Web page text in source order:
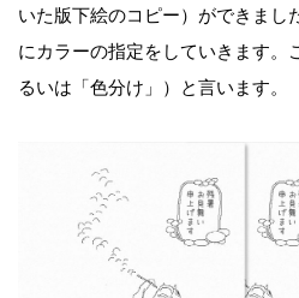
いた版下絵のコピー）ができまし
にカラーの指定をしていきます。
るいは「色分け」）と言います。